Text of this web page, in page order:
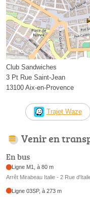
Club Sandwiches
3 Pt Rue Saint-Jean
13100 Aix-en-Provence
Trajet Waze
Venir en
En bus
Ligne M1, à 80 m
Arrêt Mirabeau Italie - 2 Rue
Ligne 03SP, à 273 m